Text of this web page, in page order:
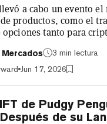
a cabo un evento
productos, como el
tanto para
sus horizontes
Director Gerente y
Mercados
3 min lectura
Jun 17, 2026
de Pudgy
de su